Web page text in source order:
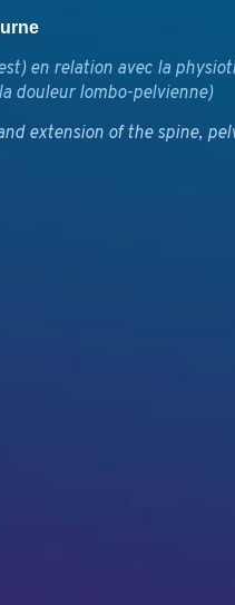
en relation avec la
douleur lombo-pelvienne)
extension of the spine,